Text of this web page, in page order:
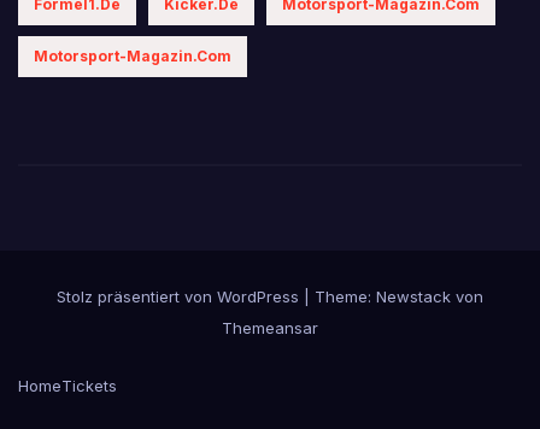
Formel1.de Kicker.de Motorsport-Magazin.com
Motorsport-Magazin.com
Stolz präsentiert von WordPress Theme: Newstack von
Themeansar
HomeTickets